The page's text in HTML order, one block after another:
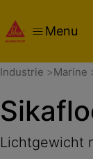
Menu
Industrie Marine
Lichtgewicht
Samenvatting